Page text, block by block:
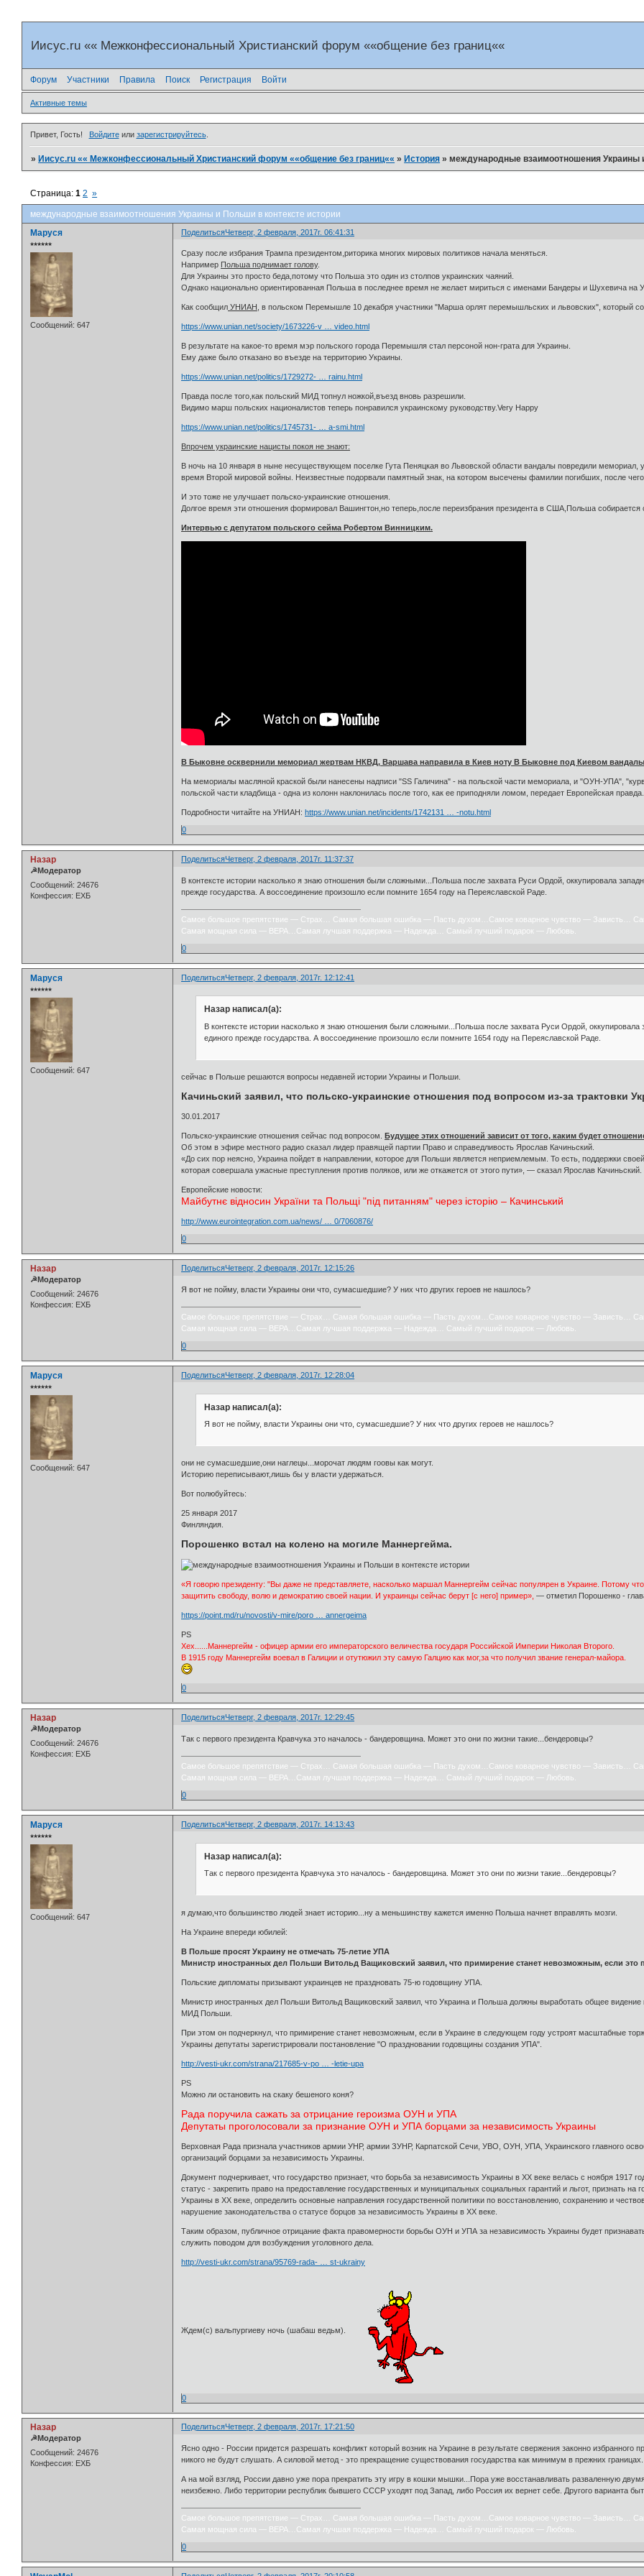
Иисус.ru «« Межконфессиональный Христианский форум ««общение без границ««
Форум Участники Правила Поиск Регистрация Войти
Активные темы
Привет, Гость! Войдитеили зарегистрируйтесь.
»Иисус.ru «« Межконфессиональный Христианский форум ««общение без границ«« »История »международные взаимоотношения Украины
международные взаимоотношения Украины и Польши в контексте истории
Страница:1 2 »
ПоделитьсяЧетверг, 2 февраля, 2017г. 06:41:31
Маруся
⭒⭒⭒⭒⭒⭒
Сообщений: 647
Сразу после избрания Трампа президентом,риторика многих мировых политиков начала меняться.
Например Польша поднимает голову.
Для Украины это просто беда,потому что Польша это один из столпов украинских чаяний.
Однако национально ориентированная Польша в последнее время не желает мириться с именами Бандеры и Шухевича на
Как сообщил УНИАН , в польском Перемышле 10 декабря участники "Марша орлят перемышльских и львовских", который
https://www.unian.net/society/1673226-v … video.html
В результате на какое-то время мэр польского города Перемышля стал персоной нон-грата для Украины.
Ему даже было отказано во въезде на территорию Украины.
https://www.unian.net/politics/1729272- … rainu.html
Правда после того,как польский МИД топнул ножкой,въезд вновь разрешили.
Видимо марш польских националистов теперь понравился украинскому руководству.Very Happy
https://www.unian.net/politics/1745731- … a-smi.html
Впрочем украинские нацисты покоя не знают:
В ночь на 10 января в ныне несуществующем поселке Гута Пеняцкая во Львовской области вандалы повредили мемориал,
время Второй мировой войны. Неизвестные подорвали памятный знак, на котором высечены фамилии погибших, после
И это тоже не улучшает польско-украинские отношения.
Долгое время эти отношения формировал Вашингтон,но теперь,после переизбрания президента в США,Польша собирается
Интервью с депутатом польского сейма Робертом Винницким.
В Быковне осквернили мемориал жертвам НКВД, Варшава направила в Киев ноту В Быковне под Киевом
На мемориалы масляной краской были нанесены надписи "SS Галичина" - на польской части мемориала, и "ОУН-УПА",
польской части кладбища - одна из колонн наклонилась после того, как ее приподняли ломом, передает Европейская правда.
Подробности читайте на УНИАН: https://www.unian.net/incidents/1742131 … -notu.html
0
ПоделитьсяЧетверг, 2 февраля, 2017г. 11:37:37
Назар
☭Модератор
Сообщений: 24676
Конфессия: ЕХБ
В контексте истории насколько я знаю отношения были сложными...Польша после захвата Руси Ордой, оккупировала
прежде государства. А воссоединение произошло если помните 1654 году на Переяславской Раде.
Самое большое препятствие — Страх… Самая большая ошибка — Пасть духом…Самое коварное чувство — Зависть…
Самая мощная сила — ВЕРА…Самая лучшая поддержка — Надежда… Самый лучший подарок — Любовь.
0
ПоделитьсяЧетверг, 2 февраля, 2017г. 12:12:41
Маруся
⭒⭒⭒⭒⭒⭒
Сообщений: 647
Назар написал(а):
В контексте истории насколько я знаю отношения были сложными...Польша после захвата Руси Ордой,
единого прежде государства. А воссоединение произошло если помните 1654 году на Переяславской Раде.
сейчас в Польше решаются вопросы недавней истории Украины и Польши.
Качиньский заявил, что польско-украинские отношения под вопросом из-за трактовки
30.01.2017
Польско-украинские отношения сейчас под вопросом.
Будущее этих отношений зависит от того, каким будет
Об этом в эфире местного радио сказал лидер правящей партии Право и справедливость Ярослав Качиньский.
«До сих пор неясно, Украина пойдет в направлении, которое для Польши является неприемлемым. То есть, поддержки
которая совершала ужасные преступления против поляков, или же откажется от этого пути», — сказал Ярослав Качиньский.
Европейские новости:
Майбутнє відносин України та Польщі "під питанням" через історію – Качинський
http://www.eurointegration.com.ua/news/ … 0/7060876/
0
ПоделитьсяЧетверг, 2 февраля, 2017г. 12:15:26
Назар
☭Модератор
Сообщений: 24676
Конфессия: ЕХБ
Я вот не пойму, власти Украины они что, сумасшедшие? У них что других героев не нашлось?
Самое большое препятствие — Страх… Самая большая ошибка — Пасть духом…Самое коварное чувство — Зависть…
Самая мощная сила — ВЕРА…Самая лучшая поддержка — Надежда… Самый лучший подарок — Любовь.
0
ПоделитьсяЧетверг, 2 февраля, 2017г. 12:28:04
Маруся
⭒⭒⭒⭒⭒⭒
Сообщений: 647
Назар написал(а):
Я вот не пойму, власти Украины они что, сумасшедшие? У них что других героев не нашлось?
они не сумасшедшие,они наглецы...морочат людям гоовы как могут.
Историю переписывают,лишь бы у власти удержаться.
Вот полюбуйтесь:
25 января 2017
Финляндия.
Порошенко встал на колено на могиле Маннергейма.
«Я говорю президенту: "Вы даже не представляете, насколько маршал Маннергейм сейчас популярен в Украине. Потому
защитить свободу, волю и демократию своей нации. И украинцы сейчас берут [с него] пример»,— отметил Порошенко -
https://point.md/ru/novosti/v-mire/poro … annergeima
PS
Хех......Маннергейм - офицер армии его императорского величества государя Российской Империи Николая Второго.
В 1915 году Маннергейм воевал в Галиции и отутюжил эту самую Галцию как мог,за что получил звание генерал-майора.
0
ПоделитьсяЧетверг, 2 февраля, 2017г. 12:29:45
Назар
☭Модератор
Сообщений: 24676
Конфессия: ЕХБ
Так с первого президента Кравчука это началось - бандеровщина. Может это они по жизни такие...бендеровцы?
Самое большое препятствие — Страх… Самая большая ошибка — Пасть духом…Самое коварное чувство — Зависть…
Самая мощная сила — ВЕРА…Самая лучшая поддержка — Надежда… Самый лучший подарок — Любовь.
0
ПоделитьсяЧетверг, 2 февраля, 2017г. 14:13:43
Маруся
⭒⭒⭒⭒⭒⭒
Сообщений: 647
Назар написал(а):
Так с первого президента Кравчука это началось - бандеровщина. Может это они по жизни такие...бендеровцы?
я думаю,что большинство людей знает историю...ну а меньшинству кажется именно Польша начнет вправлять мозги.
На Украине впереди юбилей:
В Польше просят Украину не отмечать 75-летие УПА
Министр иностранных дел Польши Витольд Ващиковский заявил, что примирение станет невозможным, если это
Польские дипломаты призывают украинцев не праздновать 75-ю годовщину УПА.
Министр иностранных дел Польши Витольд Ващиковский заявил, что Украина и Польша должны выработать общее видение
МИД Польши.
При этом он подчеркнул, что примирение станет невозможным, если в Украине в следующем году устроят масштабные
Украины депутаты зарегистрировали постановление "О праздновании годовщины создания УПА".
http://vesti-ukr.com/strana/217685-v-po … -letie-upa
PS
Можно ли остановить на скаку бешеного коня?
Рада поручила сажать за отрицание героизма ОУН и УПА
Депутаты проголосовали за признание ОУН и УПА борцами за независимость Украины
Верховная Рада признала участников армии УНР, армии ЗУНР, Карпатской Сечи, УВО, ОУН, УПА, Украинского главного
организаций борцами за независимость Украины.
Документ подчеркивает, что государство признает, что борьба за независимость Украины в ХХ веке велась с ноября 1917
статус - закрепить право на предоставление государственных и муниципальных социальных гарантий и льгот, признать
Украины в ХХ веке, определить основные направления государственной политики по восстановлению, сохранению и
нарушение законодательства о статусе борцов за независимость Украины в ХХ веке.
Таким образом, публичное отрицание факта правомерности борьбы ОУН и УПА за независимость Украины будет
служить поводом для возбуждения уголовного дела.
http://vesti-ukr.com/strana/95769-rada- … st-ukrainy
Ждем(с) вальпургиеву ночь (шабаш ведьм).
0
ПоделитьсяЧетверг, 2 февраля, 2017г. 17:21:50
Назар
☭Модератор
Сообщений: 24676
Конфессия: ЕХБ
Ясно одно - России придется разрешать конфликт который возник на Украине в результате свержения законно
никого не будут слушать. А силовой метод - это прекращение существования государства как минимум в прежних
А на мой взгляд, России давно уже пора прекратить эту игру в кошки мышки...Пора уже восстанавливать разваленную
неизбежно. Либо территории республик бывшего СССР уходят под Запад, либо Россия их вернет себе. Другого варианта
Самое большое препятствие — Страх… Самая большая ошибка — Пасть духом…Самое коварное чувство — Зависть…
Самая мощная сила — ВЕРА…Самая лучшая поддержка — Надежда… Самый лучший подарок — Любовь.
0